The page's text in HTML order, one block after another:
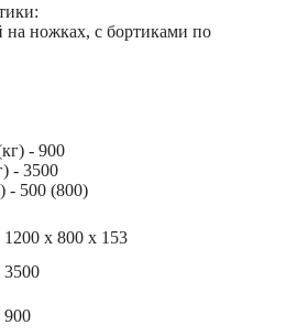
ножках, с бортиками по
- 900
- 3500
- 500 (800)
1200 x 800 x 153
3500
900